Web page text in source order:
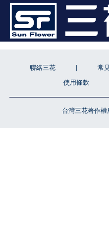
台灣三花著作
聯絡三花 常
使用條款